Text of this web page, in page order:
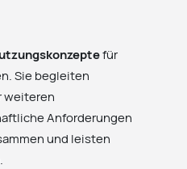
für
Sie begleiten
weiteren
Anforderungen
und leisten